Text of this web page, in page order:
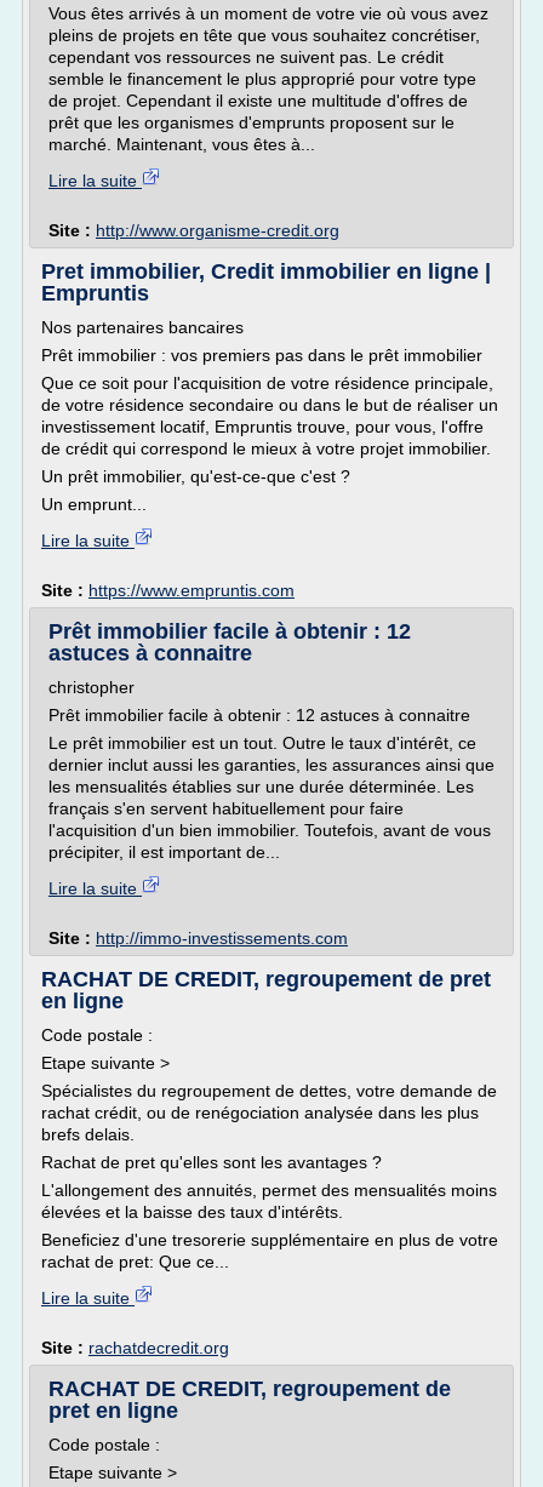
Vous êtes arrivés à un moment de votre vie où vous avez
pleins de projets en tête que vous souhaitez concrétiser,
cependant vos ressources ne suivent pas. Le crédit
semble le financement le plus approprié pour votre type
de projet. Cependant il existe une multitude d'offres de
prêt que les organismes d'emprunts proposent sur le
marché. Maintenant, vous êtes à...
Lire la suite
Site : http://www.organisme-credit.org
Pret immobilier, Credit immobilier en ligne |
Empruntis
Nos partenaires bancaires
Prêt immobilier : vos premiers pas dans le prêt immobilier
Que ce soit pour l'acquisition de votre résidence principale,
de votre résidence secondaire ou dans le but de réaliser un
investissement locatif, Empruntis trouve, pour vous, l'offre
de crédit qui correspond le mieux à votre projet immobilier.
Un prêt immobilier, qu'est-ce-que c'est ?
Un emprunt...
Lire la suite
Site : https://www.empruntis.com
Prêt immobilier facile à obtenir : 12
astuces à connaitre
christopher
Prêt immobilier facile à obtenir : 12 astuces à connaitre
Le prêt immobilier est un tout. Outre le taux d'intérêt, ce
dernier inclut aussi les garanties, les assurances ainsi que
les mensualités établies sur une durée déterminée. Les
français s'en servent habituellement pour faire
l'acquisition d'un bien immobilier. Toutefois, avant de vous
précipiter, il est important de...
Lire la suite
Site : http://immo-investissements.com
RACHAT DE CREDIT, regroupement de pret
en ligne
Code postale :
Etape suivante >
Spécialistes du regroupement de dettes, votre demande de
rachat crédit, ou de renégociation analysée dans les plus
brefs delais.
Rachat de pret qu'elles sont les avantages ?
L'allongement des annuités, permet des mensualités moins
élevées et la baisse des taux d'intérêts.
Beneficiez d'une tresorerie supplémentaire en plus de votre
rachat de pret: Que ce...
Lire la suite
Site : rachatdecredit.org
RACHAT DE CREDIT, regroupement de
pret en ligne
Code postale :
Etape suivante >